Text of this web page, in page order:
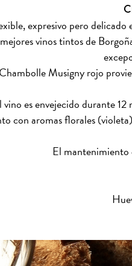
expresivo pero
vinos tintos de
Musigny rojo
vino es envejecido durante 12
con aromas florales
El mantenimiento